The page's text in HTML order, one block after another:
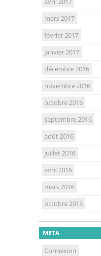
mars 2017
février 2017
janvier 2017
décembre 2016
novembre 2016
octobre 2016
septembre 2016
août 2016
juillet 2016
avril 2016
mars 2016
octobre 2015
META
Connexion